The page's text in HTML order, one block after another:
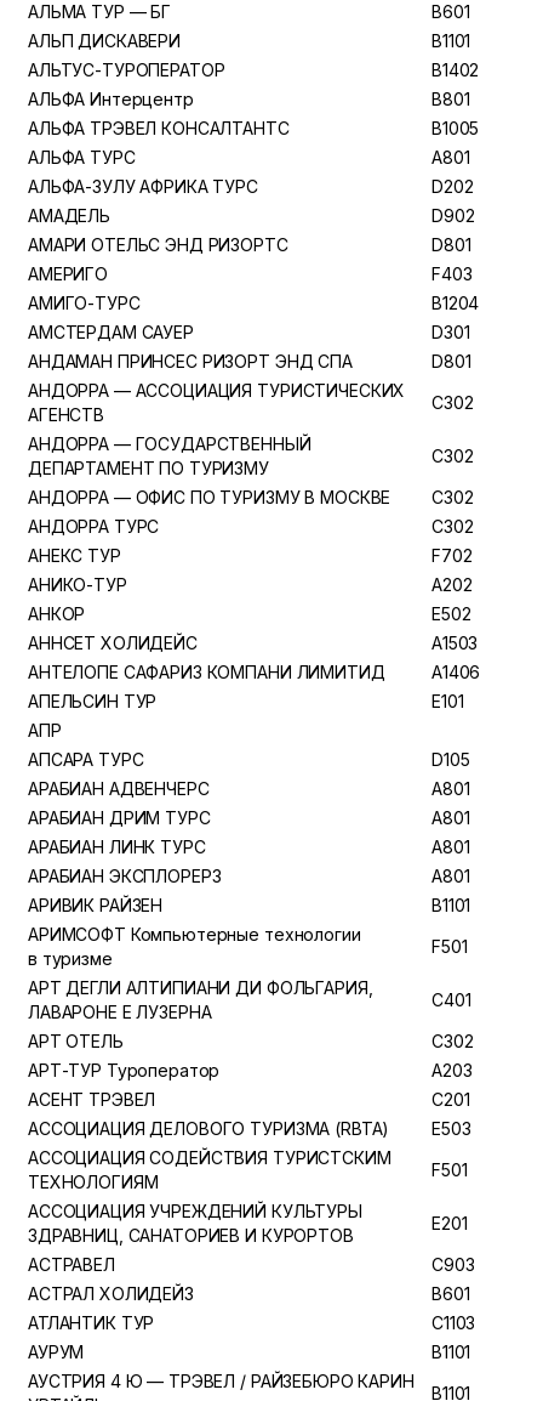
АЛЬМА ТУР — БГ
B601
АЛЬП ДИСКАВЕРИ
B1101
АЛЬТУС-ТУРОПЕРАТОР
B1402
АЛЬФА Интерцентр
B801
АЛЬФА ТРЭВЕЛ КОНСАЛТАНТС
B1005
АЛЬФА ТУРС
A801
АЛЬФА-ЗУЛУ АФРИКА ТУРС
D202
АМАДЕЛЬ
D902
АМАРИ ОТЕЛЬС ЭНД РИЗОРТС
D801
АМЕРИГО
F403
АМИГО-ТУРС
B1204
АМСТЕРДАМ САУЕР
D301
АНДАМАН ПРИНСЕС РИЗОРТ ЭНД СПА
D801
АНДОРРА — АССОЦИАЦИЯ ТУРИСТИЧЕСКИХ
АГЕНСТВ
C302
АНДОРРА — ГОСУДАРСТВЕННЫЙ
ДЕПАРТАМЕНТ ПО ТУРИЗМУ
C302
АНДОРРА — ОФИС ПО ТУРИЗМУ В МОСКВЕ
C302
АНДОРРА ТУРС
C302
АНЕКС ТУР
F702
АНИКО-ТУР
A202
АНКОР
E502
АННСЕТ ХОЛИДЕЙС
A1503
АНТЕЛОПЕ САФАРИЗ КОМПАНИ ЛИМИТИД
A1406
АПЕЛЬСИН ТУР
E101
АПР
АПСАРА ТУРС
D105
АРАБИАН АДВЕНЧЕРС
A801
АРАБИАН ДРИМ ТУРС
A801
АРАБИАН ЛИНК ТУРС
A801
АРАБИАН ЭКСПЛОРЕРЗ
A801
АРИВИК РАЙЗЕН
B1101
АРИМСОФТ Компьютерные технологии
в туризме
F501
АРТ ДЕГЛИ АЛТИПИАНИ ДИ ФОЛЬГАРИЯ,
ЛАВАРОНЕ Е ЛУЗЕРНА
C401
АРТ ОТЕЛЬ
C302
АРТ-ТУР Туроператор
A203
АСЕНТ ТРЭВЕЛ
C201
АССОЦИАЦИЯ ДЕЛОВОГО ТУРИЗМА (RBTA)
E503
АССОЦИАЦИЯ СОДЕЙСТВИЯ ТУРИСТСКИМ
ТЕХНОЛОГИЯМ
F501
АССОЦИАЦИЯ УЧРЕЖДЕНИЙ КУЛЬТУРЫ
ЗДРАВНИЦ, САНАТОРИЕВ И КУРОРТОВ
E201
АСТРАВЕЛ
C903
АСТРАЛ ХОЛИДЕЙЗ
B601
АТЛАНТИК ТУР
C1103
АУРУМ
B1101
АУСТРИЯ 4 Ю — ТРЭВЕЛ / РАЙЗЕБЮРО КАРИН
B1101